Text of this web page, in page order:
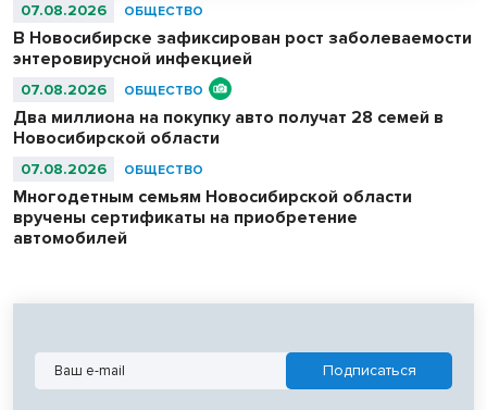
07.08.2026 ОБЩЕСТВО
В Новосибирске зафиксирован рост заболеваемости
энтеровирусной инфекцией
07.08.2026 ОБЩЕСТВО
Два миллиона на покупку авто получат 28 семей в
Новосибирской области
07.08.2026 ОБЩЕСТВО
Многодетным семьям Новосибирской области
вручены сертификаты на приобретение
автомобилей